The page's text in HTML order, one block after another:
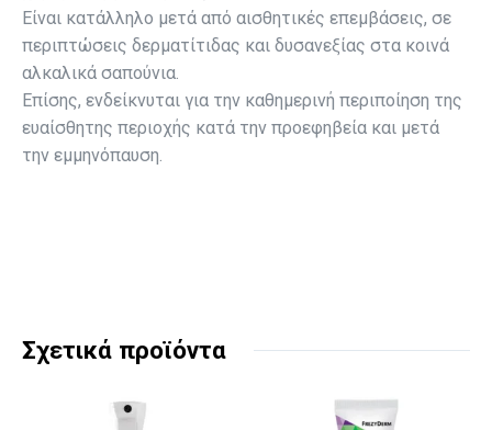
Είναι κατάλληλο μετά από αισθητικές επεμβάσεις, σε
περιπτώσεις δερματίτιδας και δυσανεξίας στα κοινά
αλκαλικά σαπούνια.
Επίσης, ενδείκνυται για την καθημερινή περιποίηση της
ευαίσθητης περιοχής κατά την προεφηβεία και μετά
την εμμηνόπαυση.
Σχετικά προϊόντα